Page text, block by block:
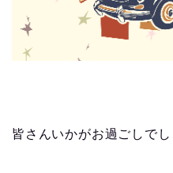
皆さんいかがお過ごしでし